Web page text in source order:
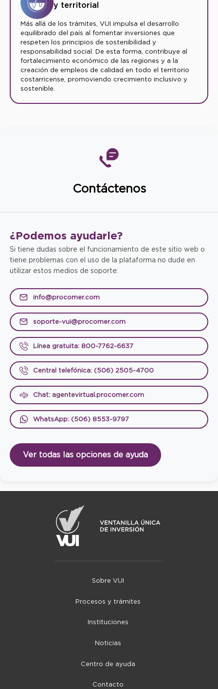
y territorial
Más allá de los trámites, VUI impulsa el desarrollo
equilibrado del país al fomentar inversiones que
respeten los principios de sostenibilidad y
responsabilidad social. De esta forma, contribuye al
fortalecimiento económico de las regiones y a la
creación de empleos de calidad en todo el territorio
costarricense, promoviendo crecimiento inclusivo y
sostenible.
Contáctenos
¿Podemos ayudarle?
Si tiene dudas sobre el funcionamiento de este sitio web o
tiene problemas con el uso de la plataforma no dude en
utilizar estos medios de soporte:
info@procomer.com
soporte-vui@procomer.com
Línea gratuita: 800-7762-6637
Central telefónica: (506) 2505-4700
Chat: agentevirtual.procomer.com
WhatsApp: (506) 8553-9797
Ver todas las opciones de ayuda
Sobre VUI
Procesos y trámites
Instituciones
Noticias
Centro de ayuda
Contacto